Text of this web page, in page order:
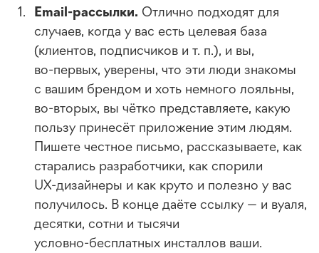
Email-рассылки. Отлично подходят для
случаев, когда у вас есть целевая база
(клиентов, подписчиков и т. п.), и вы,
во-первых, уверены, что эти люди знакомы
с вашим брендом и хоть немного лояльны,
во-вторых, вы чётко представляете, какую
пользу принесёт приложение этим людям.
Пишете честное письмо, рассказываете, как
старались разработчики, как спорили
UX-дизайнеры и как круто и полезно у вас
получилось. В конце даёте ссылку — и вуаля,
десятки, сотни и тысячи
условно-бесплатных инсталлов ваши.